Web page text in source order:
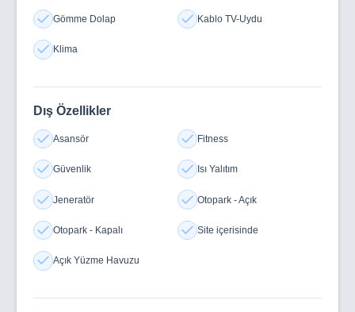
Gömme Dolap Kablo TV-Uydu
Klima
Dış Özellikler
Asansör Fitness
Güvenlik Isı Yalıtım
Jeneratör Otopark - Açık
Otopark - Kapalı Site içerisinde
Açık Yüzme Havuzu